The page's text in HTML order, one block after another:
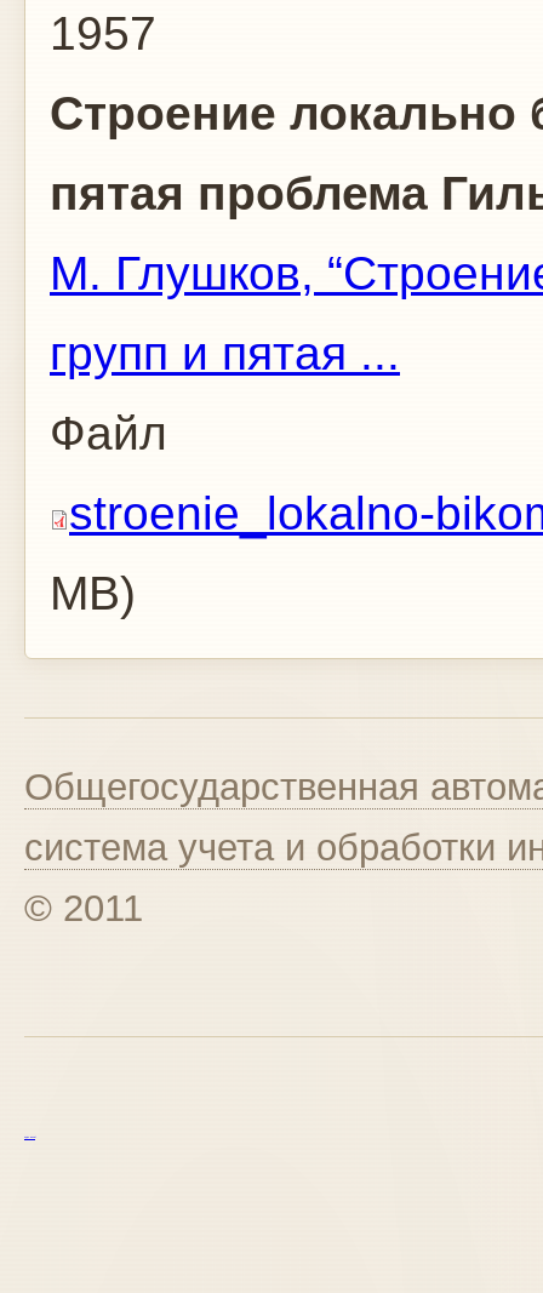
1957
Строение локально
пятая проблема
М. Глушков,
групп и пятая ...
Файл
stroenie_lokalno-
MB)
Общегосударственная
система учета и обработки
© 2011
курс excel